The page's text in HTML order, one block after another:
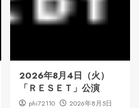
2026年8月4日（火）
「ＲＥＳＥＴ」公演
phi72110
2026年8月5日